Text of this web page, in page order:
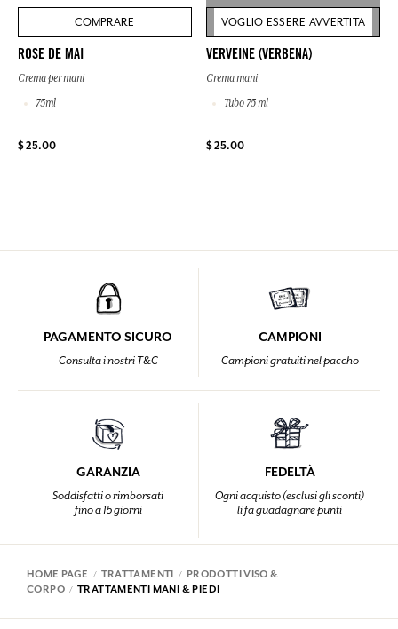
COMPRARE
ROSE DE MAI
Crema per mani
75ml
$ 25.00
VOGLIO ESSERE AVVERTITA
VERVEINE (VERBENA)
Crema mani
Tubo 75 ml
$ 25.00
PAGAMENTO SICURO
Consulta i nostri T&C
CAMPIONI
Campioni gratuiti nel paccho
GARANZIA
Soddisfatti o rimborsati
fino a 15 giorni
FEDELTÀ
Ogni acquisto (esclusi gli sconti)
li fa guadagnare punti
HOME PAGE TRATTAMENTI
PRODOTTI VISO &
CORPO
TRATTAMENTI MANI & PIEDI